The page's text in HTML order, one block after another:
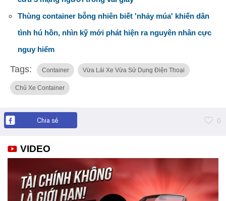
Thùng container bỗng nhiên biết 'nhảy múa' khiến dân
tình hú hồn, nhìn kỹ mới phát hiện ra nguyên nhân cực
nguy hiểm
Tags: Container Vừa Lái Xe Vừa Sử Dụng Điện Thoại
Chủ Xe Container
Chia sẻ 0
VIDEO